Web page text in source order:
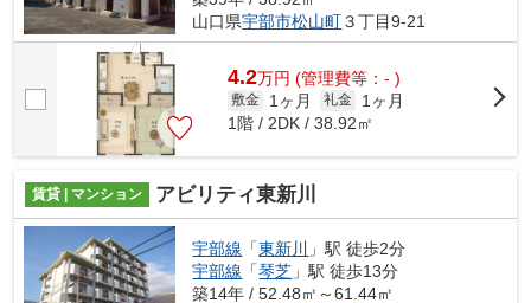
山口県宇部市松山町３丁目9-21
4.2万円 (管理費等：- )
敷金 1ヶ月 礼金
1ヶ月
1階 / 2DK / 38.92㎡
賃貸 | マンション アビリティ東新川
宇部線 「東新川
」駅 徒歩2分
宇部線 「琴芝 」駅 徒歩13分
築14年 / 52.48㎡～61.44㎡